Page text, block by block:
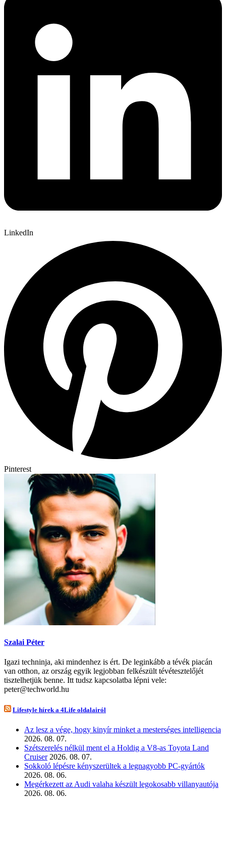
LinkedIn
Pinterest
Szalai Péter
Igazi techninja, aki mindenhez is ért. De leginkább a tévék piacán
van otthon, az ország egyik legjobban felkészült tévétesztelőjét
tisztelhetjük benne. Itt tudsz kapcsolatba lépni vele:
peter@techworld.hu
Lifestyle hírek a 4Life oldalairól
Az lesz a vége, hogy kinyír minket a mesterséges intelligencia
2026. 08. 07.
Szétszerelés nélkül ment el a Holdig a V8-as Toyota Land
Cruiser 2026. 08. 07.
Sokkoló lépésre kényszerültek a legnagyobb PC-gyártók
2026. 08. 06.
Megérkezett az Audi valaha készült legokosabb villanyautója
2026. 08. 06.